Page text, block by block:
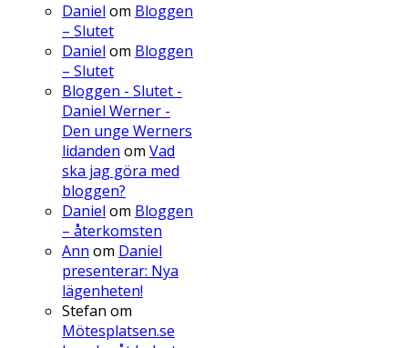
Daniel om Bloggen
– Slutet
Daniel om Bloggen
– Slutet
Bloggen - Slutet -
Daniel Werner -
Den unge Werners
lidanden om Vad
ska jag göra med
bloggen?
Daniel om Bloggen
– återkomsten
Ann om Daniel
presenterar: Nya
lägenheten!
Stefan om
Mötesplatsen.se